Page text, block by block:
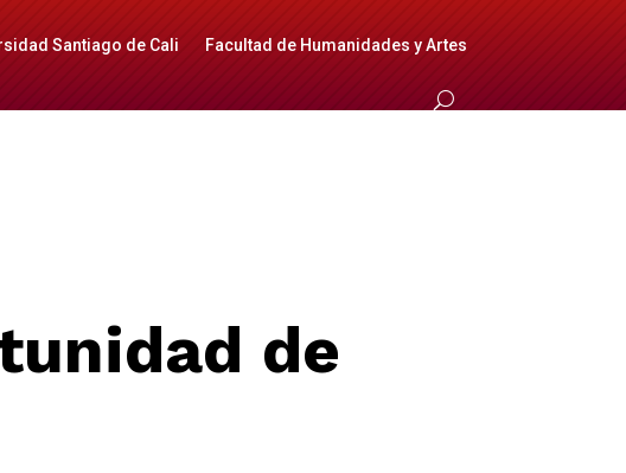
Santiago de Cali Facultad de Humanidades y Artes
de